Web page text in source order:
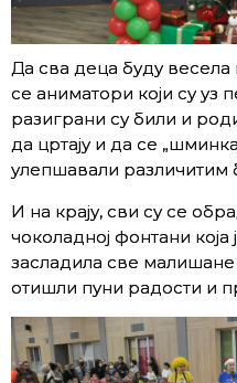
Да сва деца буду
се аниматори који су уз
разиграни су били и
да цртају и да се
улепшавали различитим
И на крају, сви су се
чоколадној фонтани
засладила све малишане
отишли пуни радости и